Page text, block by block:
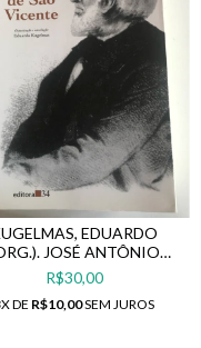
EDUARDO
JOSÉ ANTÔNIO
BUENO, MARQUÊS
DE SÃO VICENTE
R$30,00
X DE R$10,00SEM JUROS